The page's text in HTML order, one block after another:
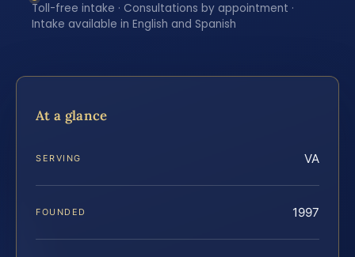
Toll-free intake · Consultations by appointment ·
Intake available in English and Spanish
At a glance
SERVING VA
FOUNDED 1997